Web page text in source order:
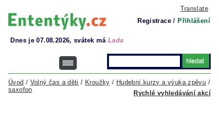
Translate
Registrace / Přihlášení
Dnes je 07.08.2026, svátek má Lada
Rychlé vyhledávání akcí
Úvod / Volný čas a děti / Kroužky / Hudební kurzy a výuka zpěvu /
saxofon